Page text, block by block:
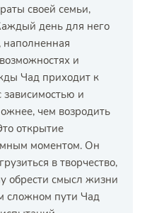
своей семьи,
день для него
наполненная
и
Чад приходит к
зависимостью и
чем возродить
открытие
моментом. Он
в творчество,
обрести смысл жизни
сложном пути Чад